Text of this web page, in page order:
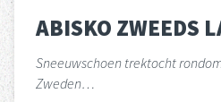
ABISKO ZWEEDS
Sneeuwschoen trektocht
Zweden…